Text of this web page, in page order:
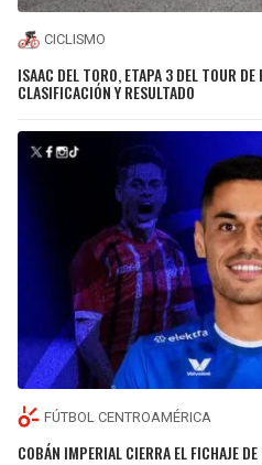
CICLISMO
ISAAC DEL TORO, ETAPA 3 DEL TOUR
CLASIFICACIÓN Y RESULTADO
FÚTBOL CENTROAMÉRICA
COBÁN IMPERIAL CIERRA EL FICHAJE